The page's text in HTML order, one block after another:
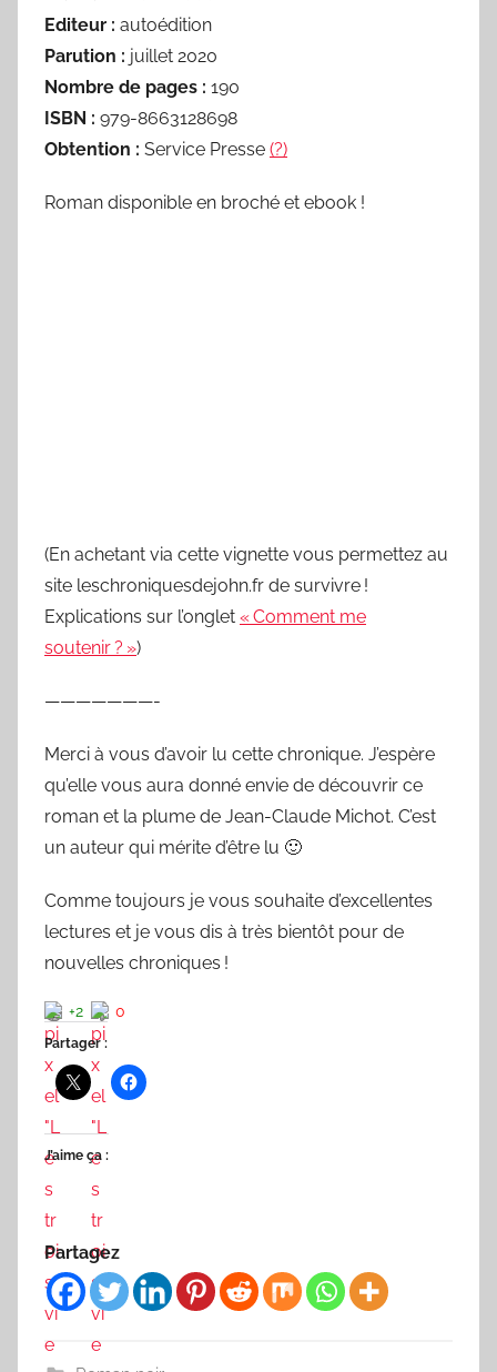
Editeur : autoédition
Parution : juillet 2020
Nombre de pages : 190
ISBN : 979-8663128698
Obtention : Service Presse (?)
Roman disponible en broché et ebook !
(En achetant via cette vignette vous permettez au
site leschroniquesdejohn.fr de survivre !
Explications sur l’onglet « Comment me
soutenir ? »)
———————-
Merci à vous d’avoir lu cette chronique. J’espère
qu’elle vous aura donné envie de découvrir ce
roman et la plume de Jean-Claude Michot. C’est
un auteur qui mérite d’être lu 🙂
Comme toujours je vous souhaite d’excellentes
lectures et je vous dis à très bientôt pour de
nouvelles chroniques !
+2 0
Partager :
J’aime ça :
Partagez